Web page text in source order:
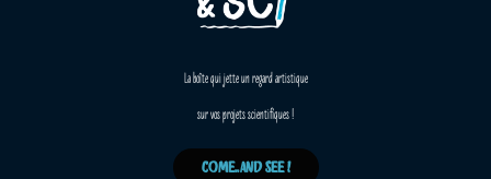
La boîte qui jette un regard artistique
sur vos projets scientifiques !
Come..and See !